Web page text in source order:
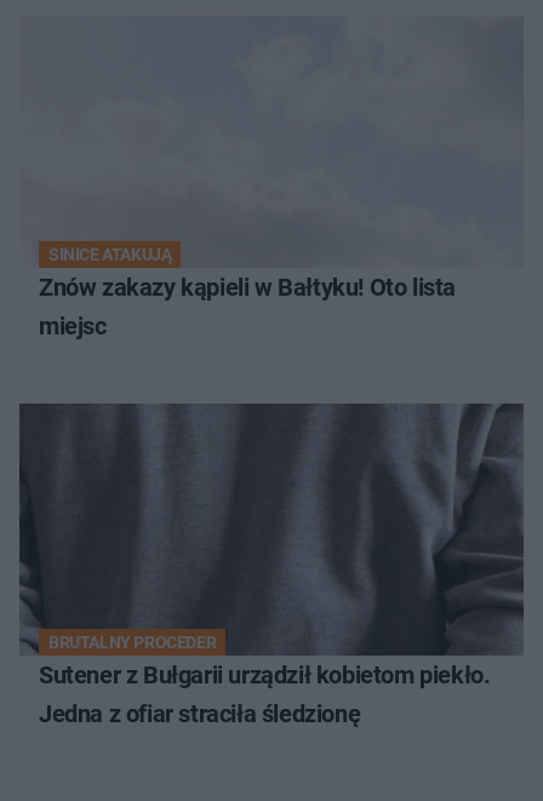
SINICE ATAKUJĄ
Znów zakazy kąpieli w Bałtyku! Oto lista
miejsc
BRUTALNY PROCEDER
Sutener z Bułgarii urządził kobietom piekło.
Jedna z ofiar straciła śledzionę